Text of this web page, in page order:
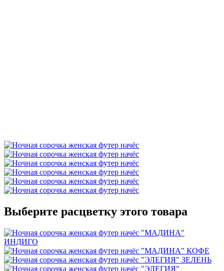
Выберите расцветку этого товара